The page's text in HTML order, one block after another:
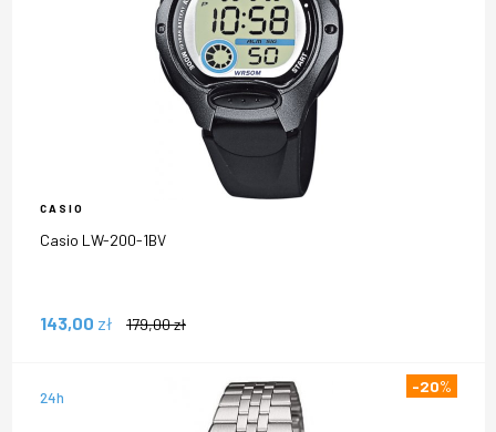
CASIO
Casio LW-200-1BV
143,00 zł 179,00zł
24h
-20%